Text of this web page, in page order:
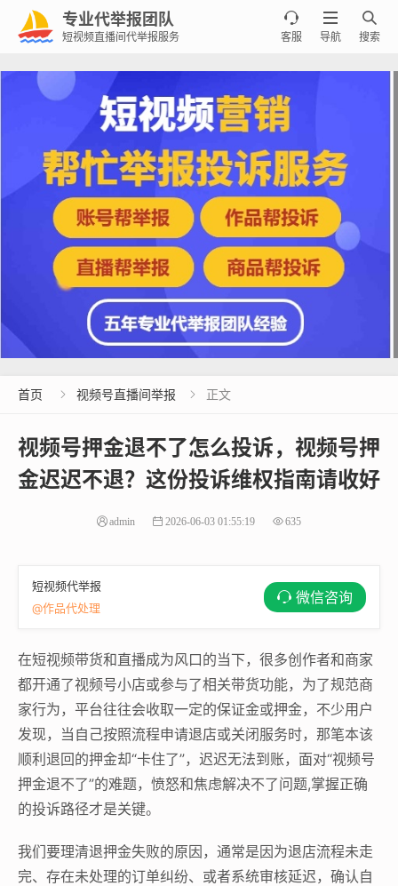
专业代举报团队
短视频直播间代举报服务

搜索

导航

客服
首页  视频号直播间举报  正文
视频号押金退不了怎么投诉，视频号押
金迟迟不退？这份投诉维权指南请收好
admin 2026-06-03 01:55:19 635
短视频代举报
@作品代处理
微信咨询
在短视频带货和直播成为风口的当下，很多创作者和商家
都开通了视频号小店或参与了相关带货功能，为了规范商
家行为，平台往往会收取一定的保证金或押金，不少用户
发现，当自己按照流程申请退店或关闭服务时，那笔本该
顺利退回的押金却“卡住了”，迟迟无法到账，面对“视频号
押金退不了”的难题，愤怒和焦虑解决不了问题,掌握正确
的投诉路径才是关键。
我们要理清退押金失败的原因，通常是因为退店流程未走
完、存在未处理的订单纠纷、或者系统审核延迟，确认自